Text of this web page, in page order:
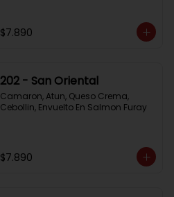
$7.890
202 - San Oriental
Camaron, Atun, Queso Crema,
Cebollin, Envuelto En Salmon Furay
$7.890